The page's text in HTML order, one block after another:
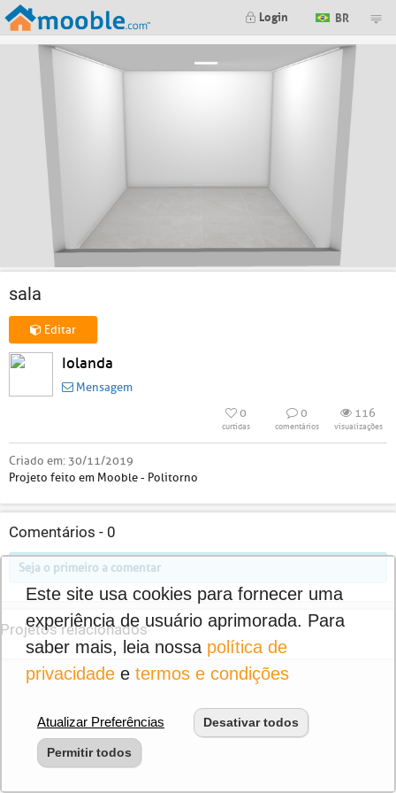
Login BR
sala
Editar
Iolanda
Mensagem
0
curtidas
0
comentários
116
visualizações
Criado em: 30/11/2019
Projeto feito em Mooble - Politorno
Comentários - 0
Seja o primeiro a comentar
Projetos relacionados
Este site usa cookies para fornecer uma
experiência de usuário aprimorada. Para
saber mais, leia nossa política de
privacidadee termos e condições
Atualizar Preferências Desativar todos
Permitir todos